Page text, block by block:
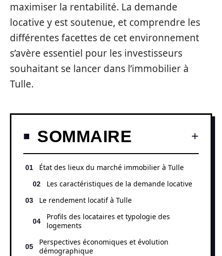
maximiser la rentabilité. La demande
locative y est soutenue, et comprendre les
différentes facettes de cet environnement
s’avère essentiel pour les investisseurs
souhaitant se lancer dans l’immobilier à
Tulle.
SOMMAIRE
État des lieux du marché immobilier à Tulle
Les caractéristiques de la demande locative
Le rendement locatif à Tulle
Profils des locataires et typologie des
logements
Perspectives économiques et évolution
démographique